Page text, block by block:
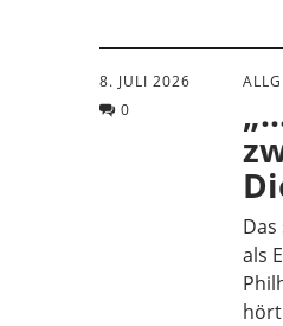
8. JULI 2026
0
als